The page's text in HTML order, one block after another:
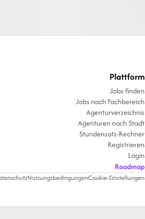
Plattform
Jobs finden
Jobs nach Fachbereich
Agenturverzeichnis
Agenturen nach Stadt
Stundensatz-Rechner
Registrieren
Login
Roadmap
NutzungsbedingungenCookie-Einstellungen